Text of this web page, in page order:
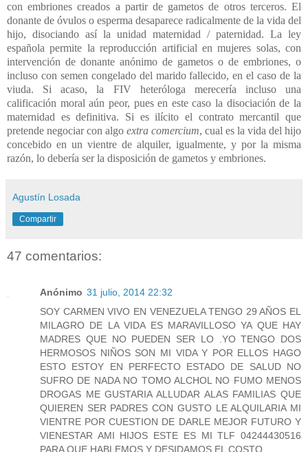
con embriones creados a partir de gametos de otros terceros. El
donante de óvulos o esperma desaparece radicalmente de la vida del
hijo, disociando así la unidad maternidad / paternidad. La ley
española permite la reproducción artificial en mujeres solas, con
intervención de donante anónimo de gametos o de embriones, o
incluso con semen congelado del marido fallecido, en el caso de la
viuda. Si acaso, la FIV heteróloga merecería incluso una
calificación moral aún peor, pues en este caso la disociación de la
maternidad es definitiva. Si es ilícito el contrato mercantil que
pretende negociar con algo extra comercium, cual es la vida del hijo
concebido en un vientre de alquiler, igualmente, y por la misma
razón, lo debería ser la disposición de gametos y embriones.
Agustín Losada
Compartir
47 comentarios:
Anónimo 31 julio, 2014 22:32
SOY CARMEN VIVO EN VENEZUELA TENGO 29 AÑOS EL
MILAGRO DE LA VIDA ES MARAVILLOSO YA QUE HAY
MADRES QUE NO PUEDEN SER LO .YO TENGO DOS
HERMOSOS NIÑOS SON MI VIDA Y POR ELLOS HAGO
ESTO ESTOY EN PERFECTO ESTADO DE SALUD NO
SUFRO DE NADA NO TOMO ALCHOL NO FUMO MENOS
DROGAS ME GUSTARIA ALLUDAR ALAS FAMILIAS QUE
QUIEREN SER PADRES CON GUSTO LE ALQUILARIA MI
VIENTRE POR CUESTION DE DARLE MEJOR FUTURO Y
VIENESTAR AMI HIJOS ESTE ES MI TLF 04244430516
PARA QUE HABLEMOS Y DESIDAMOS EL COSTO